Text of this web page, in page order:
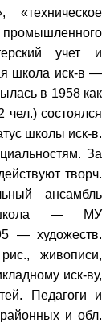
«техническое
учет и
школа иск-в —
в 1958 как
состоялся
школы иск-в.
За
творч.
ансамбль
школа — МУ
— художеств.
живописи,
иск-ву,
Педагоги и
и обл.